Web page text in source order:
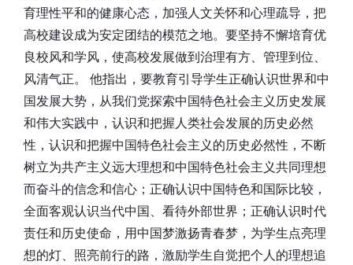
育理性平和的健康心态，加强人文关怀和心理疏导，把
高校建设成为安定团结的模范之地。要坚持不懈培育优
良校风和学风，使高校发展做到治理有方、管理到位、
风清气正。 他指出，要教育引导学生正确认识世界和中
国发展大势，从我们党探索中国特色社会主义历史发展
和伟大实践中，认识和把握人类社会发展的历史必然
性，认识和把握中国特色社会主义的历史必然性，不断
树立为共产主义远大理想和中国特色社会主义共同理想
而奋斗的信念和信心；正确认识中国特色和国际比较，
全面客观认识当代中国、看待外部世界；正确认识时代
责任和历史使命，用中国梦激扬青春梦，为学生点亮理
想的灯、照亮前行的路，激励学生自觉把个人的理想追